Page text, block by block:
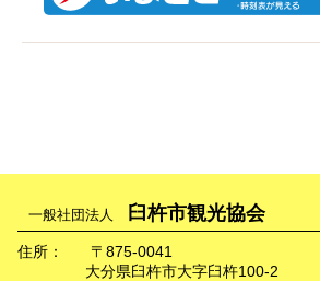
一般社団法人 臼杵市観光協会
住所：
〒875-0041
大分県臼杵市大字臼杵100-2